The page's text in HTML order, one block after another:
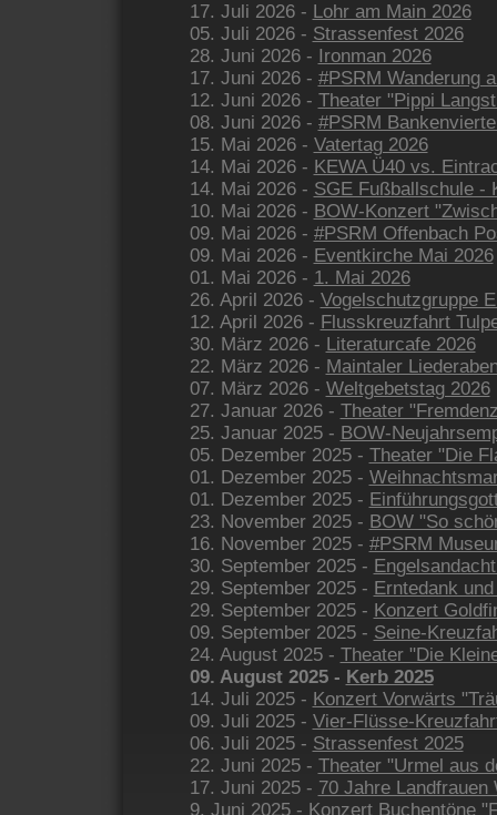
17. Juli 2026 - Lohr am Main 2026
05. Juli 2026 - Strassenfest 2026
28. Juni 2026 -
Ironman 2026
17. Juni 2026 - #PSRM Wanderung
12. Juni 2026 - Theater "Pippi
08. Juni 2026 - #PSRM
15. Mai 2026 - Vatertag 2026
14. Mai 2026 - KEWA Ü40 vs.
14. Mai 2026 - SGE Fußballschule -
10. Mai 2026 - BOW-Konzert
09. Mai 2026 - #PSRM Offenbach
09. Mai 2026 - Eventkirche Mai 2026
01. Mai 2026 - 1. Mai 2026
26. April 2026 - Vogelschutzgruppe
12. April 2026 - Flusskreuzfahrt
30. März 2026 - Literaturcafe 2026
22. März 2026 - Maintaler
07. März 2026 - Weltgebetstag 2026
27. Januar 2026 - Theater
25. Januar 2025 - BOW-
05. Dezember 2025 - Theater "Die
01. Dezember 2025 -
01. Dezember 2025 -
23. November 2025 - BOW "So
16. November 2025 - #PSRM
30. September 2025 -
29. September 2025 - Erntedank
29. September 2025 - Konzert
09. September 2025 - Seine-
24. August 2025 - Theater "Die
09. August 2025 - Kerb 2025
14. Juli 2025 - Konzert Vorwärts
09. Juli 2025 - Vier-Flüsse-
06. Juli 2025 - Strassenfest 2025
22. Juni 2025 - Theater "Urmel aus
17. Juni 2025 - 70 Jahre Landfrauen
9. Juni 2025 - Konzert Buchentöne